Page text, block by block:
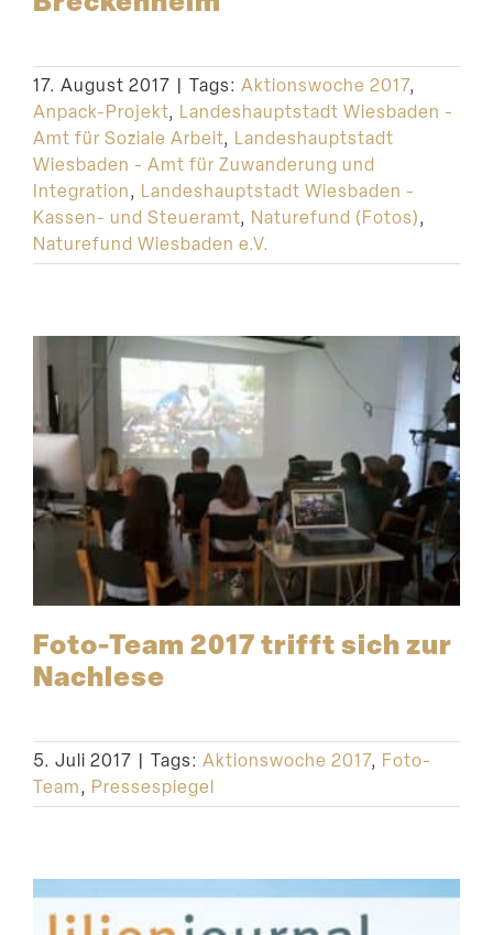
17. August 2017 | Tags: Aktionswoche 2017,
Anpack-Projekt, Landeshauptstadt Wiesbaden -
Amt für Soziale Arbeit, Landeshauptstadt
Wiesbaden - Amt für Zuwanderung und
Integration, Landeshauptstadt Wiesbaden -
Kassen- und Steueramt, Naturefund (Fotos),
Naturefund Wiesbaden e.V.
Foto-Team 2017 trifft sich zur
Nachlese
5. Juli 2017 | Tags: Aktionswoche 2017, Foto-
Team, Pressespiegel